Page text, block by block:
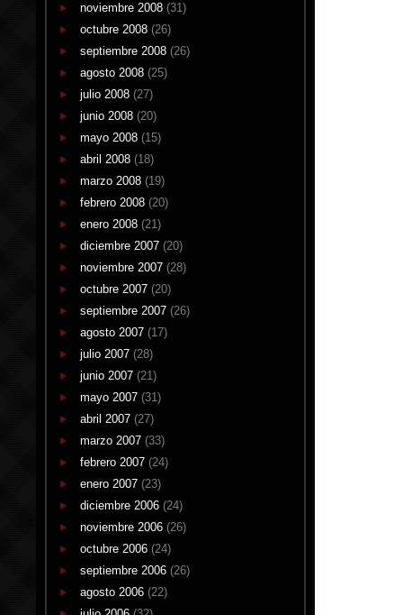
noviembre 2008 (31)
octubre 2008 (26)
septiembre 2008 (26)
agosto 2008 (25)
julio 2008 (27)
junio 2008 (20)
mayo 2008 (15)
abril 2008 (18)
marzo 2008 (19)
febrero 2008 (20)
enero 2008 (21)
diciembre 2007 (20)
noviembre 2007 (28)
octubre 2007 (20)
septiembre 2007 (26)
agosto 2007 (17)
julio 2007 (28)
junio 2007 (21)
mayo 2007 (31)
abril 2007 (27)
marzo 2007 (33)
febrero 2007 (24)
enero 2007 (23)
diciembre 2006 (24)
noviembre 2006 (26)
octubre 2006 (24)
septiembre 2006 (26)
agosto 2006 (22)